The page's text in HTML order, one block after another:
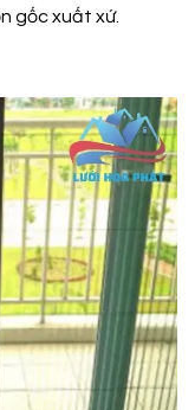
gốc xuất xứ.